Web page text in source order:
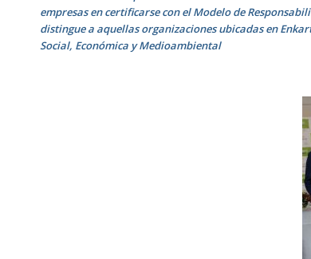
empresas en certificarse con el Modelo de
distingue a aquellas organizaciones ubicadas en
Social, Económica y Medioambiental